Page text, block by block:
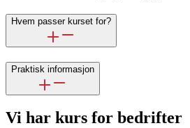
Hvem passer kurset for?
Praktisk informasjon
Vi har kurs for bedrifter